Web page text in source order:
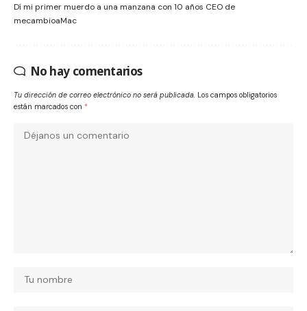
Dí mi primer muerdo a una manzana con 10 años CEO de
mecambioaMac
No hay comentarios
Tu dirección de correo electrónico no será publicada. Los campos obligatorios
están marcados con *